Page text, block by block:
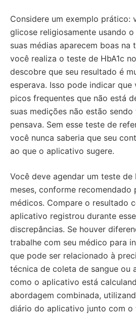
Considere um exemplo prático:
glicose religiosamente usando
suas médias aparecem boas na
você realiza o teste de HbA1c
descobre que seu resultado é
esperava. Isso pode indicar que
picos frequentes que não está
suas medições não estão
pensava. Sem esse teste de
você nunca saberia que seu
ao que o aplicativo sugere.
Você deve agendar um teste de
meses, conforme recomendado
médicos. Compare o resultado
aplicativo registrou durante
discrepâncias. Se houver
trabalhe com seu médico para
que pode ser relacionado à
técnica de coleta de sangue ou
como o aplicativo está
abordagem combinada,
diário do aplicativo junto com